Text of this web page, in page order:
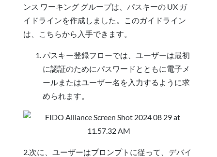
ンス ワーキング グループは、パスキーの UX ガ
イドラインを作成しました。このガイドライン
は、こちらから入手できます。
パスキー登録フローでは、ユーザーは最初
に認証のためにパスワードとともに電子メ
ールまたはユーザー名を入力するように求
められます。
2.次に、ユーザーはプロンプトに従って、デバイ